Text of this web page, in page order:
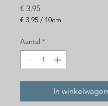
€ 3,95Prijs
€ 3,95 / 10cm
per
10
Centimeters
Aantal *
In winkelwagen